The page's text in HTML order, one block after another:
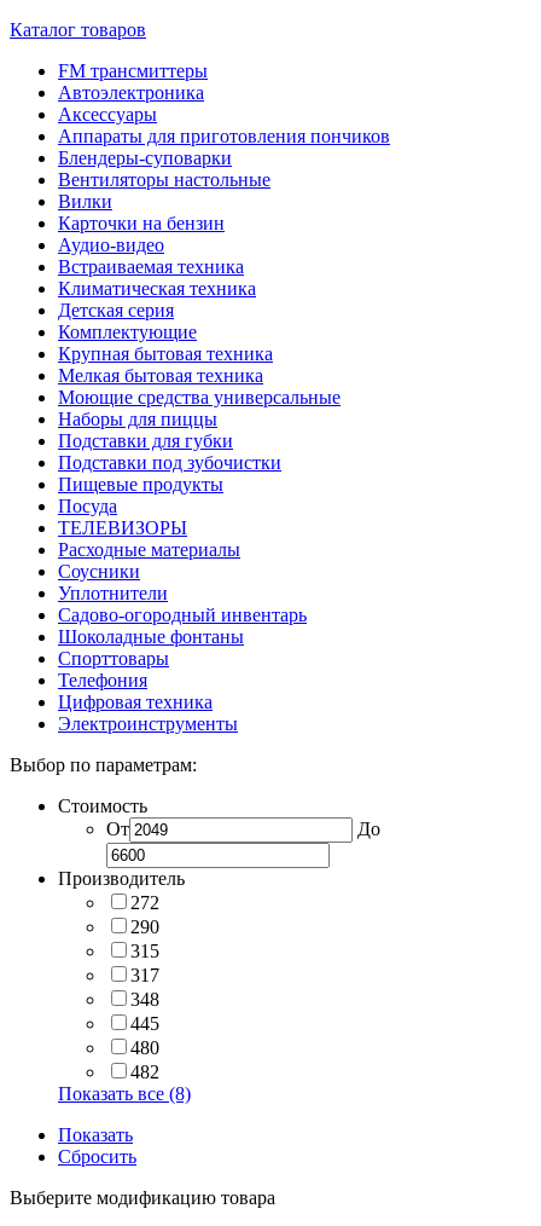
Каталог товаров
FM трансмиттеры
Автоэлектроника
Аксессуары
Аппараты для приготовления пончиков
Блендеры-суповарки
Вентиляторы настольные
Вилки
Карточки на бензин
Аудио-видео
Встраиваемая техника
Климатическая техника
Детская серия
Комплектующие
Крупная бытовая техника
Мелкая бытовая техника
Моющие средства универсальные
Наборы для пиццы
Подставки для губки
Подставки под зубочистки
Пищевые продукты
Посуда
ТЕЛЕВИЗОРЫ
Расходные материалы
Соусники
Уплотнители
Садово-огородный инвентарь
Шоколадные фонтаны
Спорттовары
Телефония
Цифровая техника
Электроинструменты
Выбор по параметрам:
Стоимость
От
До
Производитель
272
290
315
317
348
445
480
482
Показать все (8)
Показать
Сбросить
Выберите модификацию товара